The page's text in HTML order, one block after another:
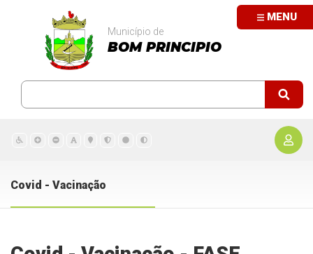
MENU
Município de
BOM PRINCIPIO
Covid - Vacinação